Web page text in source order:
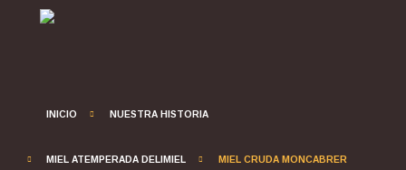
INICIO NUESTRA HISTORIA
MIEL ATEMPERADA DELIMIEL MIEL CRUDA MONCABRER